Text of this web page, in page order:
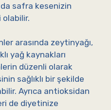
safra kesenizin
olabilir.
arasında zeytinyağı,
yağ kaynakları
düzenli olarak
sağlıklı bir şekilde
Ayrıca antioksidan
de diyetinize